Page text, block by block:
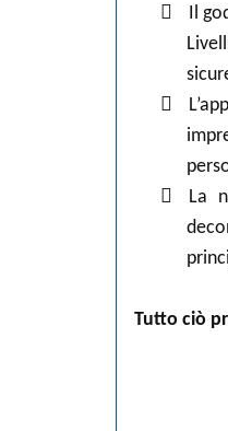

Il


La
Tutto ciò